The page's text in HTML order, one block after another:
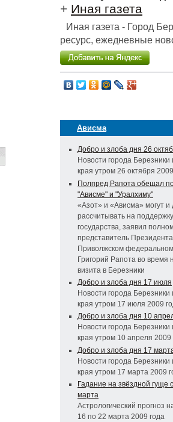
+ Иная газета
Иная газета - Город
ресурс, ежедневные
Ависма
Добро и злоба дня 26
Новости города Березники
края утром 26 октября
Полпред Рапота обещал
"Ависме" и "Уралхиму"
«Азот» и «Ависма» могут
рассчитывать на поддержку
государства, заявил
представитель
Приволжском федеральном
Григорий Рапота во время
визита в Березники
Добро и злоба дня 17 июля
Новости города Березники
края утром 17 июля 2009
Добро и злоба дня 10
Новости города Березники
края утром 10 апреля 2009
Добро и злоба дня 17
Новости города Березники
края утром 17 марта 2009
Гадание на звёздной гуще
марта
Астрологический прогноз
16 по 22 марта 2009 года